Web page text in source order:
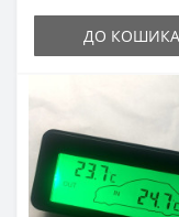
ДО КОШИКА